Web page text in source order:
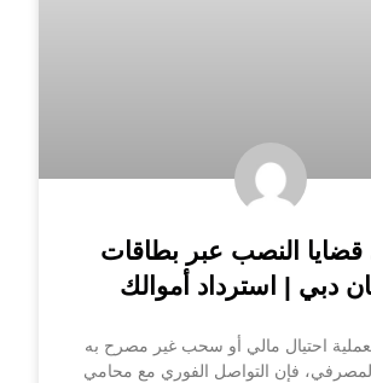
النصب عبر بطاقات
دبي | استرداد أموالك
احتيال مالي أو سحب غير مصرح به
فإن التواصل الفوري مع محامي